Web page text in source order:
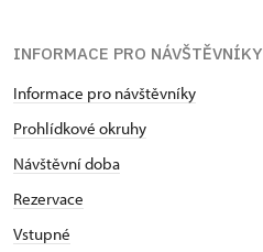
INFORMACE PRO NÁVŠTĚVNÍKY
Informace pro návštěvníky
Prohlídkové okruhy
Návštěvní doba
Rezervace
Vstupné